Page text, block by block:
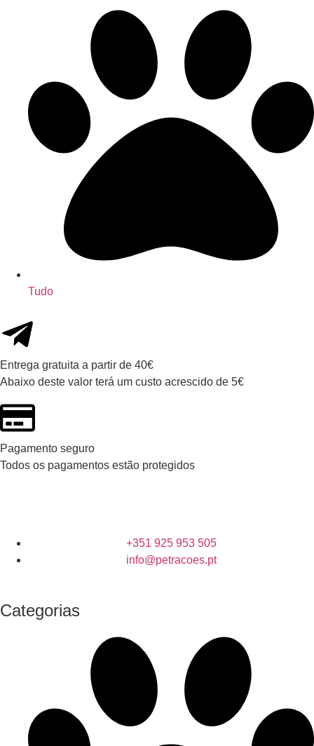
Tudo
Entrega gratuita a partir de 40€
Abaixo deste valor terá um custo acrescido de 5€
Pagamento seguro
Todos os pagamentos estão protegidos
+351 925 953 505
info@petracoes.pt
Categorias